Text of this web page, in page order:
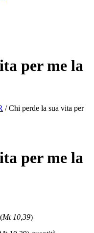
per me la
/ Chi perde la sua vita per
per me la
Mt 10,39)